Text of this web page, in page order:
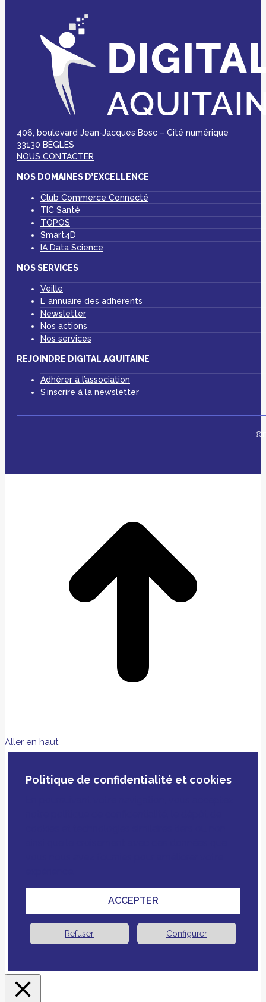
406, boulevard Jean-Jacques Bosc – Cité numérique
33130 BÈGLES
NOUS CONTACTER
NOS DOMAINES D’EXCELLENCE
Club Commerce Connecté
TIC Santé
TOPOS
Smart4D
IA Data Science
NOS SERVICES
Veille
L’ annuaire des adhérents
Newsletter
Nos actions
Nos services
REJOINDRE DIGITAL AQUITAINE
Adhérer à l’association
S’inscrire à la newsletter
Aller en haut
Politique de confidentialité et cookies
ACCEPTER
Refuser Configurer